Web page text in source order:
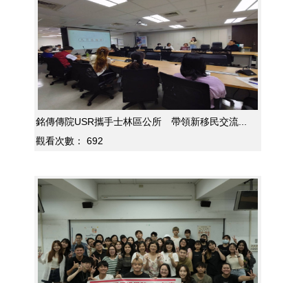
銘傳傳院USR攜手士林區公所 帶領新移民交流...
觀看次數：
692